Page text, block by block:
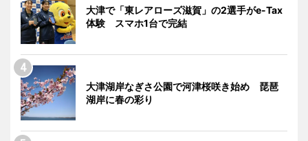
大津で「東レアローズ滋賀」の2選手がe-Tax
体験 スマホ1台で完結
大津湖岸なぎさ公園で河津桜咲き始め 琵琶
湖岸に春の彩り